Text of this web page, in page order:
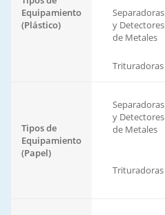
Equipamiento
(Plástico)
Separadoras
y Detectores
de Metales
Trituradoras
Tipos de
Equipamiento
(Papel)
Separadoras
y Detectores
de Metales
Trituradoras